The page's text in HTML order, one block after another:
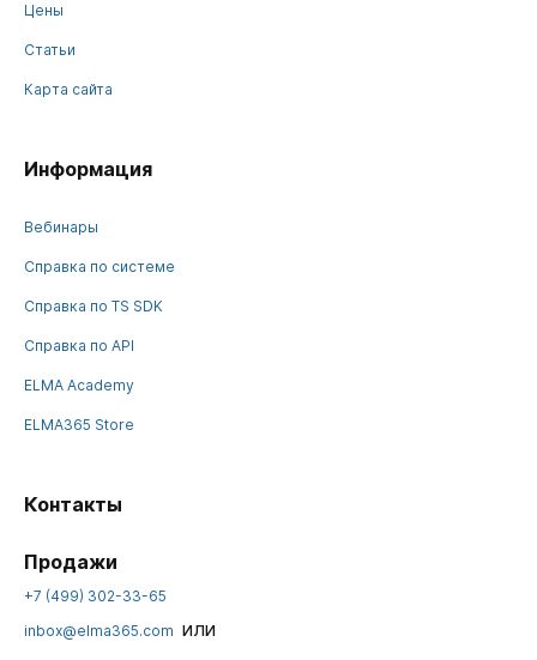
Цены
Статьи
Карта сайта
Информация
Вебинары
Справка по системе
Справка по TS SDK
Справка по API
ELMA Academy
ELMA365 Store
Контакты
Продажи
+7 (499) 302-33-65
inbox@elma365.com или